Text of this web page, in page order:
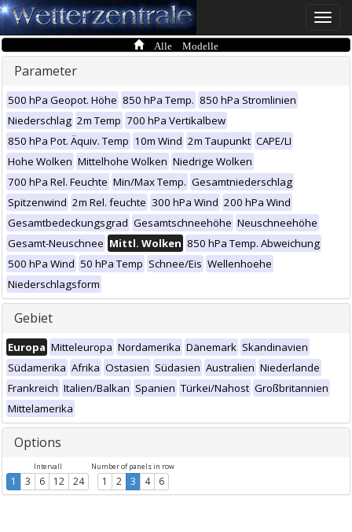
Toggle
Alle Modelle
Parameter
500 hPa Geopot. Höhe 850 hPa Temp. 850 hPa Stromlinien
Niederschlag 2m Temp 700 hPa Vertikalbew
850 hPa Pot. Äquiv. Temp 10m Wind 2m Taupunkt CAPE/LI
Hohe Wolken Mittelhohe Wolken Niedrige Wolken
700 hPa Rel. Feuchte Min/Max Temp. Gesamtniederschlag
Spitzenwind 2m Rel. feuchte 300 hPa Wind 200 hPa Wind
Gesamtbedeckungsgrad Gesamtschneehöhe Neuschneehöhe
Gesamt-Neuschnee Mittl. Wolken 850 hPa Temp. Abweichung
500 hPa Wind 50 hPa Temp Schnee/Eis Wellenhoehe
Niederschlagsform
Gebiet
Europa Mitteleuropa Nordamerika Dänemark Skandinavien
Südamerika Afrika Ostasien Südasien Australien Niederlande
Frankreich Italien/Balkan Spanien Türkei/Nahost Großbritannien
Mittelamerika
Options
Intervall
1 3 6 12 24
Number of panels in row
1 2 3 4 6